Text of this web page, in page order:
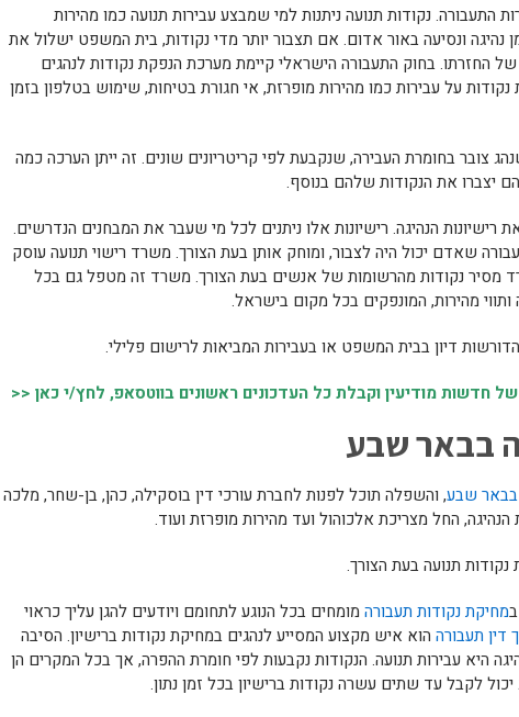
התעבורה. נקודות תנועה ניתנות למי שמבצע עבירות תנועה כמו מהירות
ונסיעה באור אדום. אם תצבור יותר מדי נקודות, בית המשפט ישלול את
החזרתו. בחוק התעבורה הישראלי קיימת מערכת הנפקת נקודות לנהגים
נקודות על עבירות כמו מהירות מופרזת, אי חגורת בטיחות, שימוש בטלפון בזמן
צובר בחומרת העבירה, שנקבעת לפי קריטריונים שונים. זה ייתן הערכה כמה
יצברו את הנקודות שלהם בנוסף.
רישיונות הנהיגה. רישיונות אלו ניתנים לכל מי שעבר את המבחנים הנדרשים.
שאדם יכול היה לצבור, ומוחק אותן בעת הצורך. משרד רישוי תנועה עוסק
מסיר נקודות מהרשומות של אנשים בעת הצורך. משרד זה מטפל גם בכל
ותווי מהירות, המונפקים בכל מקום בישראל.
דיון בבית המשפט או בעבירות המביאות לרישום פלילי.
חדשות מודיעין וקבלת כל העדכונים ראשונים בווטסאפ, לחץ/י כאן <<
בבאר שבע
בבאר שבע, והשפלה תוכל לפנות לחברת עורכי דין בוסקילה, כהן, בן-שחר, מלכה
החל מצריכת אלכוהול ועד מהירות מופרזת ועוד.
תנועה בעת הצורך.
מחיקת נקודות תעבורה מומחים בכל הנוגע לתחומם ויודעים להגן עליך כראוי
דין תעבורה הוא איש מקצוע המסייע לנהגים במחיקת נקודות ברישיון. הסיבה
היא עבירות תנועה. הנקודות נקבעות לפי חומרת ההפרה, אך בכל המקרים הן
לקבל עד שתים עשרה נקודות ברישיון בכל זמן נתון.